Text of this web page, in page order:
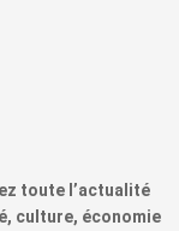
toute l’actualité
culture, économie